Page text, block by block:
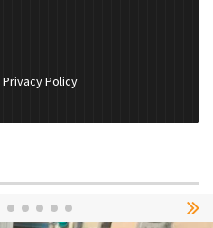
Privacy Policy